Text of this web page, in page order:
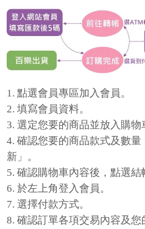
1. 點選會員專區加入會員。
2. 填寫會員資料。
3. 選定您要的商品並放入購物
4. 確認您要的商品款式及數
新」。
5. 確認購物車內容後，點選結
6. 於左上角登入會員。
7. 選擇付款方式。
8. 確認訂單各項交易內容及您